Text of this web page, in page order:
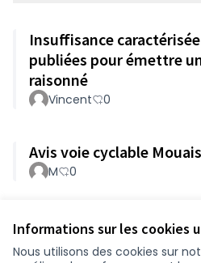
Informations sur les cookies
Nous utilisons des cookies sur
Insuffisance
publiées pour émettre
raisonné
Vincent 0
Avis voie cyclable
M 0